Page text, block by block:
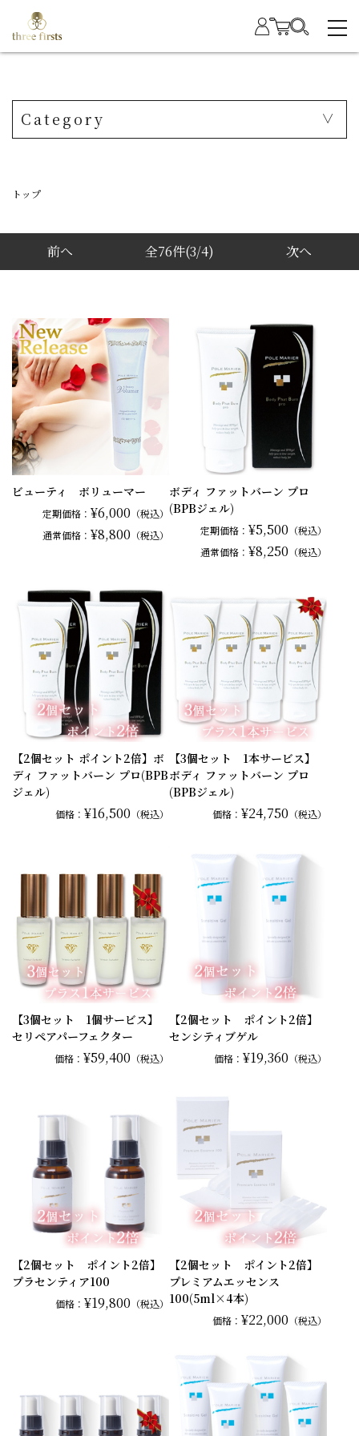
Category
トップ
前へ 全76件(3/4) 次へ
ビューティ ボリューマー
定期価格： ¥6,000 （税込）
通常価格： ¥8,800 （税込）
ボディ ファットバーン プロ
(BPBジェル)
定期価格： ¥5,500 （税込）
通常価格： ¥8,250 （税込）
【2個セット ポイント2倍】ボ
ディ ファットバーン プロ(BPB
ジェル)
価格：¥16,500 （税込）
【3個セット 1本サービス】
ボディ ファットバーン プロ
(BPBジェル)
価格： ¥24,750 （税込）
【3個セット 1個サービス】
セリペアパーフェクター
価格：¥59,400 （税込）
【2個セット ポイント2倍】
センシティブゲル
価格： ¥19,360 （税込）
【2個セット ポイント2倍】
プラセンティア100
価格：¥19,800 （税込）
【2個セット ポイント2倍】
プレミアムエッセンス
100(5ml×4本)
価格： ¥22,000 （税込）